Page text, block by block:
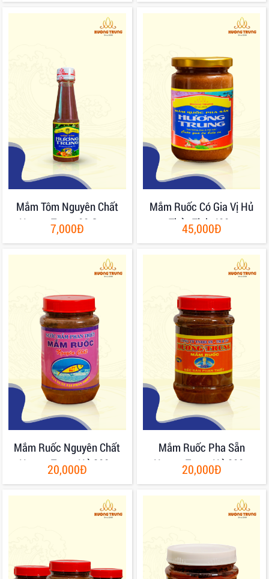
Mắm Tôm Nguyên Chất
Hương Trung 80 Gram
7,000Đ
Mắm Ruốc Có Gia Vị Hủ
Thủy Tinh 400g
45,000Đ
Mắm Ruốc Nguyên Chất
Hương Trung Hủ 200g
20,000Đ
Mắm Ruốc Pha Sẵn
Hương Trung Hủ 200g
20,000Đ